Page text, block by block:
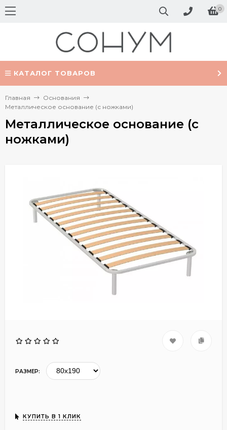
0
КАТАЛОГ ТОВАРОВ
Главная
Основания
Металлическое основание (с ножками)
Металлическое основание (с
ножками)
РАЗМЕР:
КУПИТЬ В 1 КЛИК